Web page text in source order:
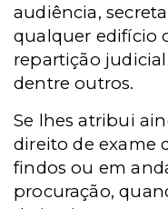
audiência,
qualquer edifício
repartição
dentre outros.
Se lhes atribui
direito de exame
findos ou em
procuração,